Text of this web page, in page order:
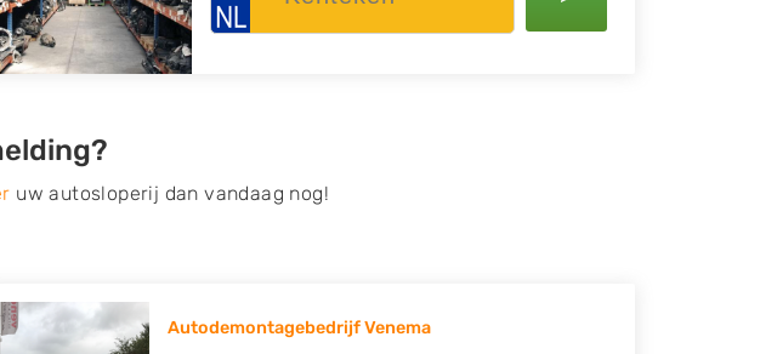
uw autosloperij dan vandaag nog!
Autodemontagebedrijf Venema